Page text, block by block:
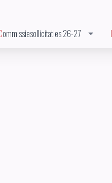
Commissiesollicitaties 26-27